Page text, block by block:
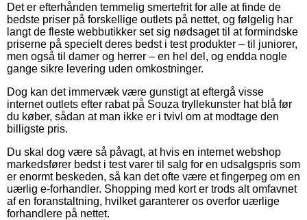
Det er efterhånden temmelig smertefrit for alle at finde de
bedste priser på forskellige outlets på nettet, og følgelig har
langt de fleste webbutikker set sig nødsaget til at formindske
priserne på specielt deres bedst i test produkter – til juniorer,
men også til damer og herrer – en hel del, og endda nogle
gange sikre levering uden omkostninger.
Dog kan det immervæk være gunstigt at eftergå visse
internet outlets efter rabat på Souza tryllekunster hat blå før
du køber, sådan at man ikke er i tvivl om at modtage den
billigste pris.
Du skal dog være så påvagt, at hvis en internet webshop
markedsfører bedst i test varer til salg for en udsalgspris som
er enormt beskeden, så kan det ofte være et fingerpeg om en
uærlig e-forhandler. Shopping med kort er trods alt omfavnet
af en foranstaltning, hvilket garanterer os overfor uærlige
forhandlere på nettet.